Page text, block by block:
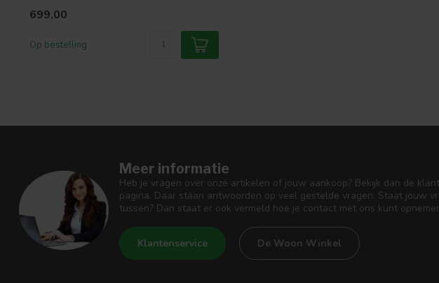
699,00
Op bestelling
Meer informatie
Heb je vragen over onze artikelen of jouw aankoop? Bekijk dan de
pagina. Daar staan antwoorden op veel gestelde vragen. Staat jouw
tussen? Dan staat er ook vermeld hoe je contact met ons kunt
Klantenservice De Woon Winkel